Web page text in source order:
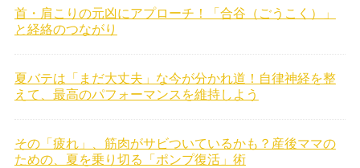
首・肩こりの元凶にアプローチ！「合谷（ごうこく）」
と経絡のつながり
夏バテは「まだ大丈夫」な今が分かれ道！自律神経を整
えて、最高のパフォーマンスを維持しよう
その「疲れ」、筋肉がサビついているかも？産後ママの
ための、夏を乗り切る「ポンプ復活」術